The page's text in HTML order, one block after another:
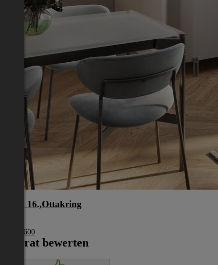
Wien 16.,Ottakring
€ 302 600
Inserat bewerten